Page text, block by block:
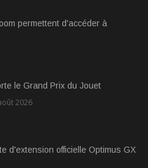
permettent d'accéder à
le Grand Prix du Jouet
2026
d'extension officielle Optimus GX